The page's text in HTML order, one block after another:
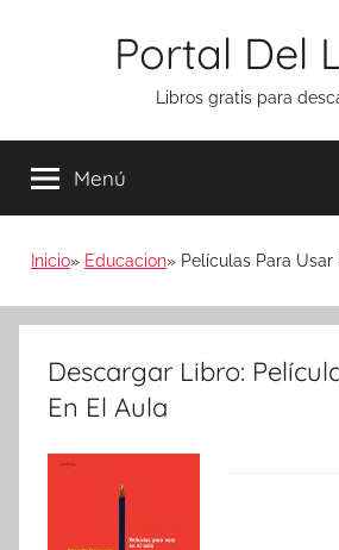
Portal Del
Libros gratis para
Menú
Inicio Educacion Películas Para Usar
Descargar Libro:
En El Aula